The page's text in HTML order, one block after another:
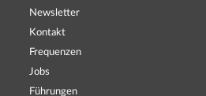
Newsletter
Kontakt
Frequenzen
Jobs
Führungen